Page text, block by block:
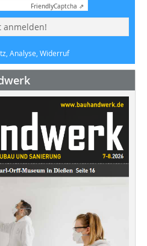
FriendlyCaptcha ⇗
anmelden!
Analyse, Widerruf